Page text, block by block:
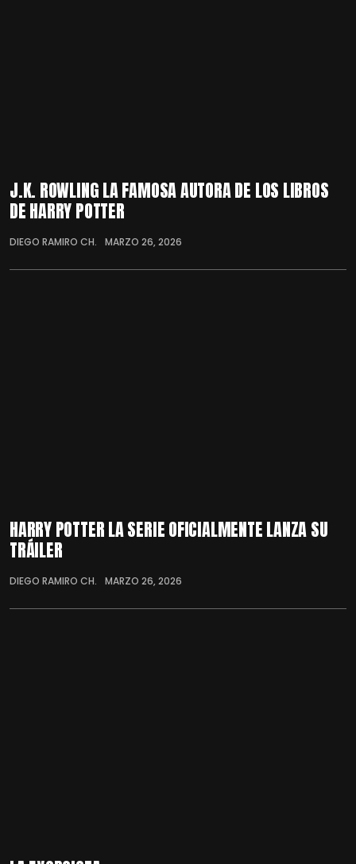
J.K. ROWLING LA FAMOSA AUTORA DE LOS LIBROS
DE HARRY POTTER
DIEGO RAMIRO CH. MARZO 26, 2026
HARRY POTTER LA SERIE OFICIALMENTE LANZA SU
TRÁILER
DIEGO RAMIRO CH. MARZO 26, 2026